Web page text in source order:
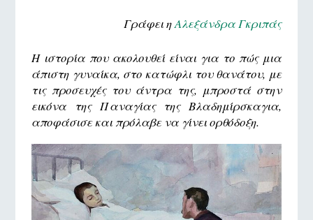
Γράφει ηΑλεξάνδρα Γκριπάς
Η ιστορία που ακολουθεί είναι για το πώς μια
άπιστη γυναίκα, στο κατώφλι του θανάτου, με
τις προσευχές του άντρα της, μπροστά στην
εικόνα της Παναγίας της Βλαδημίρσκαγια,
αποφάσισε και πρόλαβε να γίνει ορθόδοξη.